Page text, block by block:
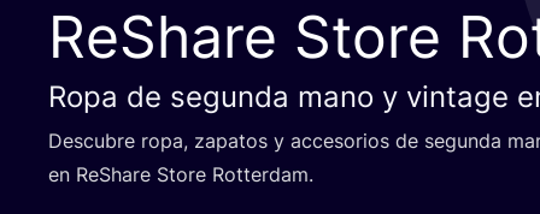
ReShare Store
Ropa de segunda mano y vintage
Des­cu­bre ropa, zapa­tos y acce­so­rios de segun­da
en ReSha­re Sto­re Rotterdam.